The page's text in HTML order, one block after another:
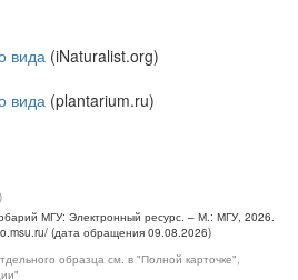
вида (iNaturalist.org)
вида (plantarium.ru)
МГУ: Электронный ресурс. – М.: МГУ, 2026.
(дата обращения 09.08.2026)
образца см. в "Полной карточке",